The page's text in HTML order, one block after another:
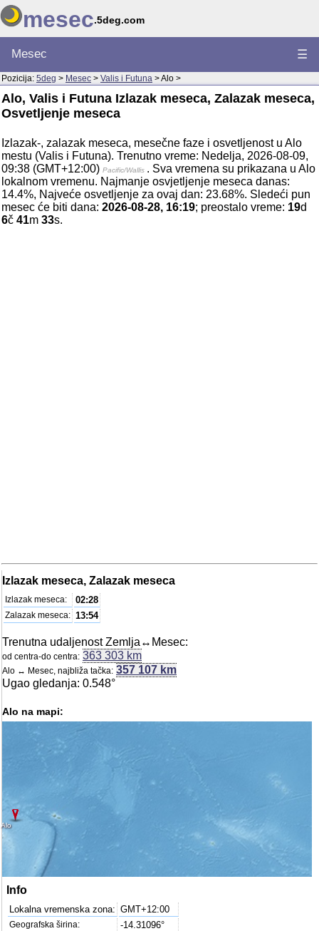
mesec.5deg.com
Mesec ☰
Pozicija: 5deg > Mesec > Valis i Futuna > Alo >
Alo, Valis i Futuna Izlazak meseca, Zalazak meseca,
Osvetljenje meseca
Izlazak-, zalazak meseca, mesečne faze i osvetljenost u Alo
mestu (Valis i Futuna). Trenutno vreme: Nedelja, 2026-08-09,
09:38 (GMT+12:00) Pacific/Wallis . Sva vremena su prikazana u Alo
lokalnom vremenu. Najmanje osvjetljenje meseca danas:
14.4%, Najveće osvetljenje za ovaj dan: 23.68%. Sledeći pun
mesec će biti dana: 2026-08-28, 16:19; preostalo vreme: 19d
6č 41m 33s.
Izlazak meseca, Zalazak meseca
Izlazak meseca: 02:28
Zalazak meseca: 13:54
Trenutna udaljenost Zemlja↔Mesec:
od centra-do centra: 363 303 km
Alo ↔ Mesec, najbliža tačka: 357 107 km
Ugao gledanja: 0.548°
Alo na mapi:
Alo
Info
Lokalna vremenska zona: GMT+12:00
Geografska širina: -14.31096°